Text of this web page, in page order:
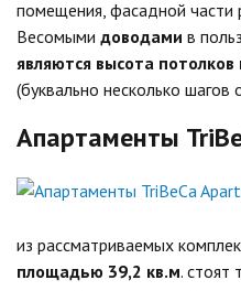
помещения, фасадной части
Весомыми доводами в
являются высота
(буквально несколько шагов
Апартаменты
из рассматриваемых
площадью 39,2 кв.м. стоят